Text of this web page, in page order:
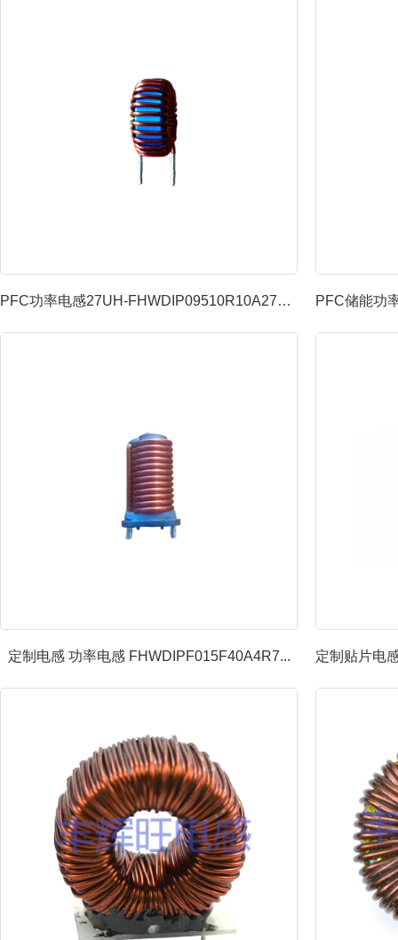
PFC功率电感27UH-FHWDIP09510R10A270MB...
定制电感 功率电感 FHWDIPF015F40A4R7...